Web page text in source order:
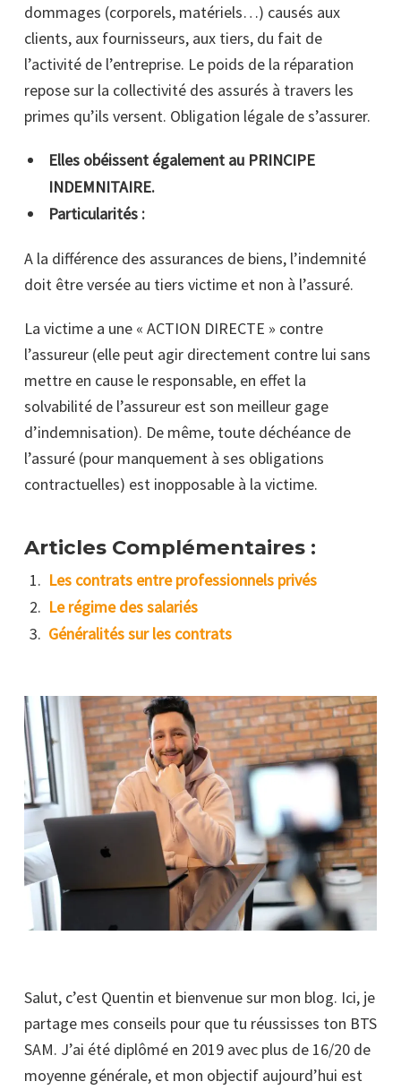
dommages (corporels, matériels…) causés aux
clients, aux fournisseurs, aux tiers, du fait de
l’activité de l’entreprise. Le poids de la réparation
repose sur la collectivité des assurés à travers les
primes qu’ils versent. Obligation légale de s’assurer.
Elles obéissent également au PRINCIPE
INDEMNITAIRE.
Particularités :
A la différence des assurances de biens, l’indemnité
doit être versée au tiers victime et non à l’assuré.
La victime a une « ACTION DIRECTE » contre
l’assureur (elle peut agir directement contre lui sans
mettre en cause le responsable, en effet la
solvabilité de l’assureur est son meilleur gage
d’indemnisation). De même, toute déchéance de
l’assuré (pour manquement à ses obligations
contractuelles) est inopposable à la victime.
Articles Complémentaires :
Les contrats entre professionnels privés
Le régime des salariés
Généralités sur les contrats
Salut, c’est Quentin et bienvenue sur mon blog. Ici, je
partage mes conseils pour que tu réussisses ton BTS
SAM. J’ai été diplômé en 2019 avec plus de 16/20 de
moyenne générale, et mon objectif aujourd’hui est